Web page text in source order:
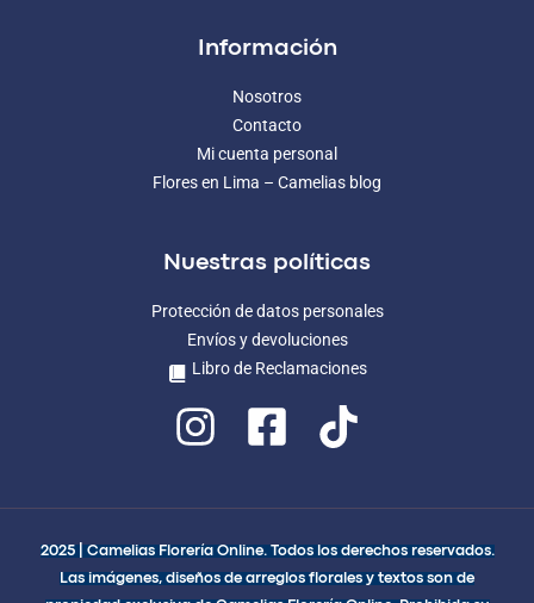
Información
Nosotros
Contacto
Mi cuenta personal
Flores en Lima – Camelias blog
Nuestras políticas
Protección de datos personales
Envíos y devoluciones
Libro de Reclamaciones
2025 | Camelias Florería Online. Todos los derechos reservados.
Las imágenes, diseños de arreglos florales y textos son de